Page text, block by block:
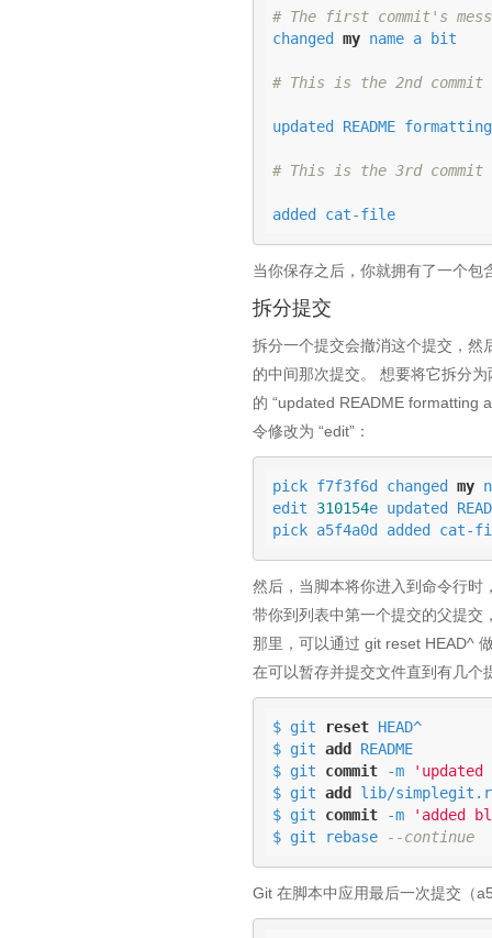
# The first commit's
changed my name a bit
# This is the 2nd commit
updated README
# This is the 3rd commit
added cat-file
当你保存之后，你就拥有了一个包
拆分提交
拆分一个提交会撤消这个提交，然
的中间那次提交。 想要将它拆分
的 “updated README formatting
令修改为 “edit”：
pick f7f3f6d changed my
edit 310154e updated
pick a5f4a0d added cat-
然后，当脚本将你进入到命令行时
带你到列表中第一个提交的父提
那里，可以通过 git reset HEAD^
在可以暂存并提交文件直到有几
$ git reset HEAD^
$ git add README
$ git commit -m
'updated
$ git add lib/
$ git commit -m
'added
$ git rebase
--continue
Git 在脚本中应用最后一次提交（